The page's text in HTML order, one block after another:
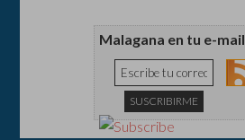
Malagana en tu e-mail